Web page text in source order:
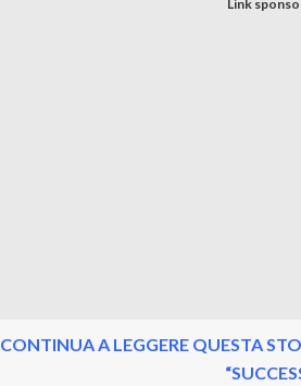
CONTINUA A LEGGERE QUESTA